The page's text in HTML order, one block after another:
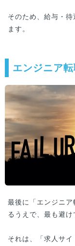
そのため、給与・
ます。
エンジニア
最後に「エンジニ
るうえで、最も避け
それは、「求人サ